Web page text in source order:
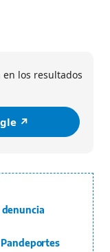
los resultados
↗️